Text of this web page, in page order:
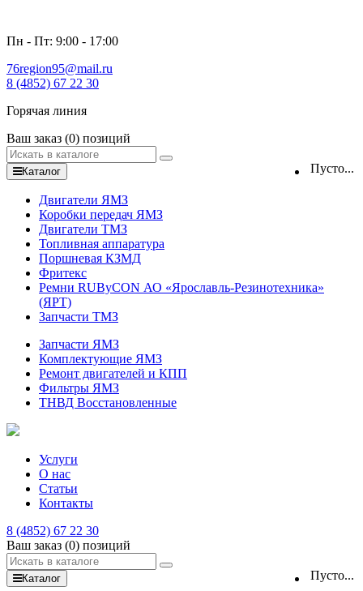
Пн - Пт: 9:00 - 17:00
76region95@mail.ru
8 (4852) 67 22 30
Горячая линия
Ваш заказ (0) позиций
Пусто...
Каталог
Двигатели ЯМЗ
Коробки передач ЯМЗ
Двигатели ТМЗ
Топливная аппаратура
Поршневая КЗМД
Фритекс
Ремни RUByCON АО «Ярославль-Резинотехника»
(ЯРТ)
Запчасти ТМЗ
Запчасти ЯМЗ
Комплектующие ЯМЗ
Ремонт двигателей и КПП
Фильтры ЯМЗ
ТНВД Восстановленные
Услуги
О нас
Статьи
Контакты
8 (4852) 67 22 30
Ваш заказ (0) позиций
Пусто...
Каталог